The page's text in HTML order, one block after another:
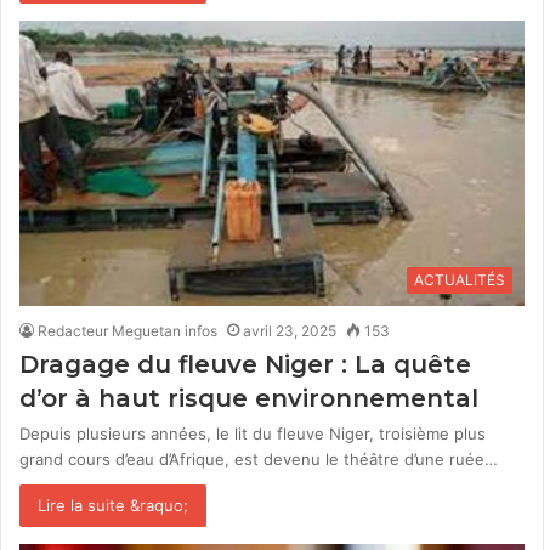
ACTUALITÉS
Redacteur Meguetan infos avril 23, 2025 153
Dragage du fleuve Niger : La quête
d’or à haut risque environnemental
Depuis plusieurs années, le lit du fleuve Niger, troisième plus
grand cours d’eau d’Afrique, est devenu le théâtre d’une ruée…
Lire la suite &raquo;